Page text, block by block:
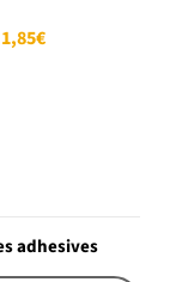
1,85€
adhesives